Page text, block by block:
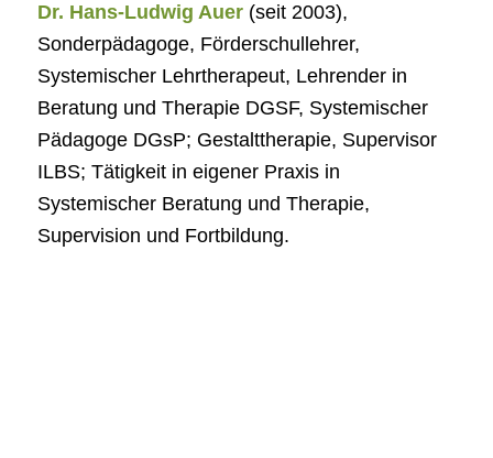
Dr. Hans-Ludwig Auer (seit 2003),
Sonderpädagoge, Förderschullehrer,
Systemischer Lehrtherapeut, Lehrender in
Beratung und Therapie DGSF, Systemischer
Pädagoge DGsP; Gestalttherapie, Supervisor
ILBS; Tätigkeit in eigener Praxis in
Systemischer Beratung und Therapie,
Supervision und Fortbildung.